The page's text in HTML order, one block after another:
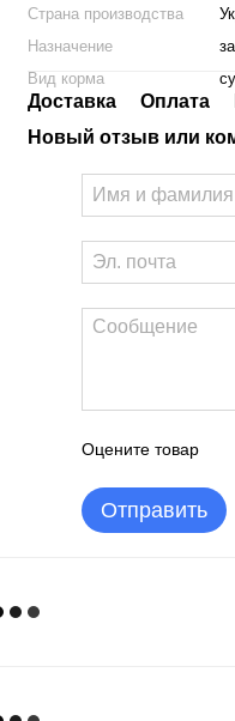
Страна производства
Назначение
Вид корма
Доставка Оплата
Новый отзыв или
Оцените товар
Отправить